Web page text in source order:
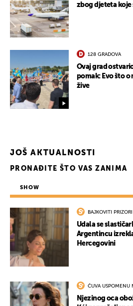
zbog djeteta koje
128 GRADOVA
Ovaj grad
pomak: Evo što
žive
JOŠ AKTUALNOSTI
PRONAĐITE ŠTO VAS ZANIMA
SHOW
BAJKOVITI PRIZORI
Udala se
Argentincu
Hercegovini
ČUVA USPOMENU
Njezinog oca